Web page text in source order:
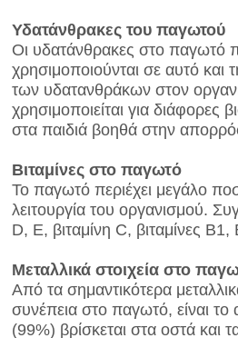
Υδατάνθρακες του παγωτού
Οι υδατάνθρακες στο παγωτό
χρησιμοποιούνται σε αυτό και
των υδατανθράκων στον
χρησιμοποιείται για διάφορες
στα παιδιά βοηθά στην
Βιταμίνες στο παγωτό
Το παγωτό περιέχει μεγάλο
λειτουργία του οργανισμού.
D, E, βιταμίνη C, βιταμίνες
Μεταλλικά στοιχεία στο
Από τα σημαντικότερα
συνέπεια στο παγωτό, είναι
(99%) βρίσκεται στα οστά και